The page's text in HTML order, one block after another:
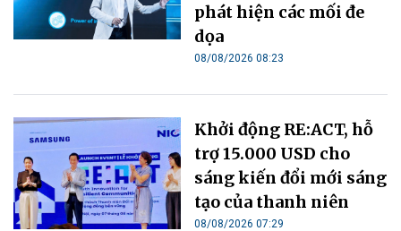
phát hiện các mối đe
dọa
08/08/2026 08:23
Khởi động RE:ACT, hỗ
trợ 15.000 USD cho
sáng kiến đổi mới sáng
tạo của thanh niên
08/08/2026 07:29